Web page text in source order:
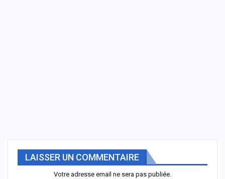
LAISSER UN COMMENTAIRE
Votre adresse email ne sera pas publiée.